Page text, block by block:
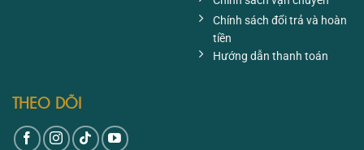
Chính sách đổi trả và hoàn
tiền
Hướng dẫn thanh toán
THEO DÕI